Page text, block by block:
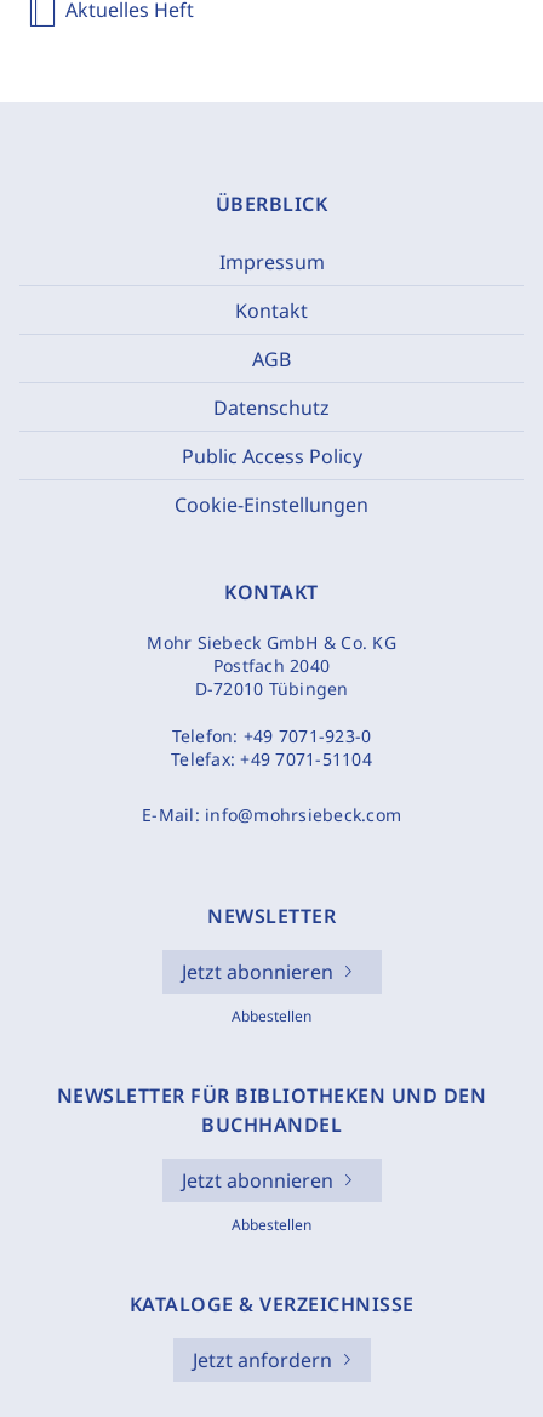
Aktuelles Heft
ÜBERBLICK
Impressum
Kontakt
AGB
Datenschutz
Public Access Policy
Cookie-Einstellungen
KONTAKT
Mohr Siebeck GmbH & Co. KG
Postfach 2040
D-72010 Tübingen
Telefon: +49 7071-923-0
Telefax:+49 7071-51104
E-Mail: info@mohrsiebeck.com
NEWSLETTER
Jetzt abonnieren
Abbestellen
NEWSLETTER FÜR BIBLIOTHEKEN UND DEN
BUCHHANDEL
Jetzt abonnieren
Abbestellen
KATALOGE & VERZEICHNISSE
Jetzt anfordern